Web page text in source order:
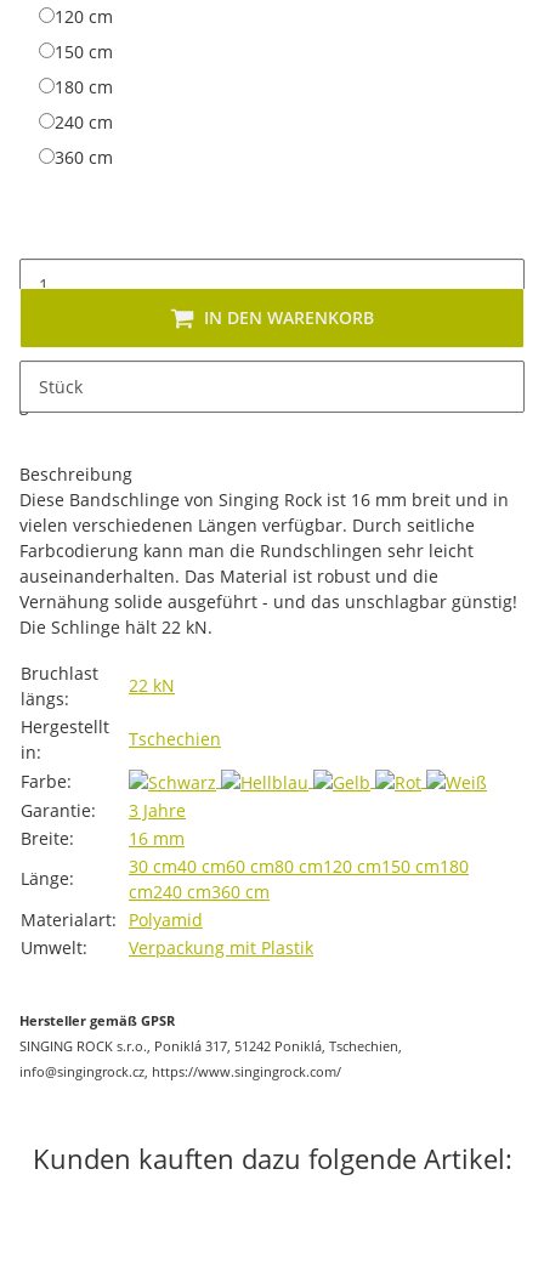
120 cm
150 cm
180 cm
240 cm
360 cm
Stück
IN DEN WARENKORB
Dieses Produkt hat Variationen. Wählen Sie bitte die
Beschreibung
Diese Bandschlinge von Singing Rock ist 16 mm breit und in
vielen verschiedenen Längen verfügbar. Durch seitliche
Farbcodierung kann man die Rundschlingen sehr leicht
auseinanderhalten. Das Material ist robust und die
Vernähung solide ausgeführt - und das unschlagbar günstig!
Die Schlinge hält 22 kN.
Produkteigenschaft
Wert
Bruchlast
längs:
22 kN
Hergestellt
in:
Tschechien
Farbe:
Garantie:
3 Jahre
Breite:
16 mm
Länge:
30 cm40 cm60 cm80 cm120 cm150 cm180
cm240 cm360 cm
Materialart:
Polyamid
Umwelt:
Verpackung mit Plastik
Hersteller gemäß GPSR
SINGING ROCK s.r.o., Poniklá 317, 51242 Poniklá, Tschechien,
info@singingrock.cz, https://www.singingrock.com/
Kunden kauften dazu folgende Artikel: